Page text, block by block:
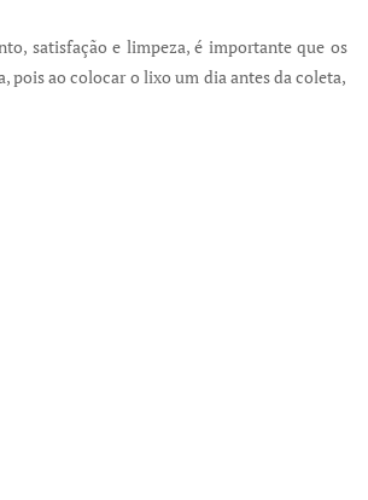
satisfação e limpeza, é importante que os
pois ao colocar o lixo um dia antes da coleta,